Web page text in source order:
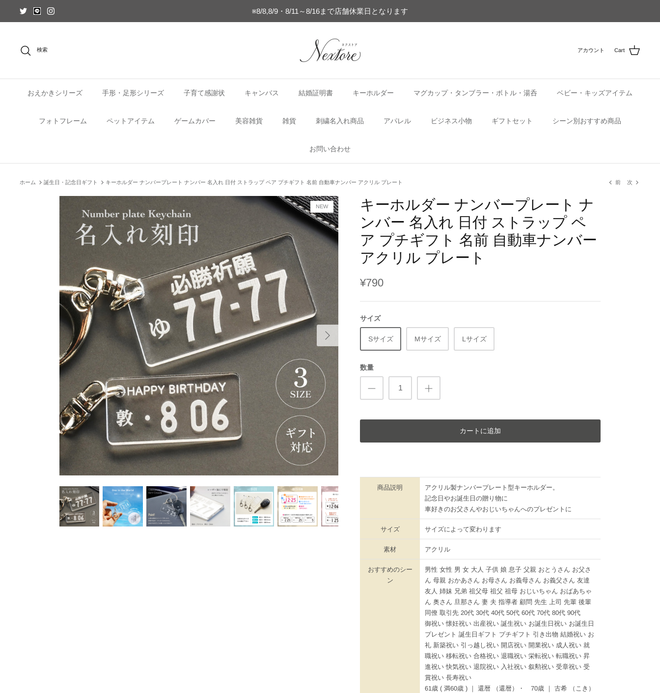
キ
※8/8,8/9・8/11～8/16まで店舗休業日となります
検索 アカウント Cart
おえかきシリーズ 手形・足形シリーズ 子育て感謝状 キャンバス 結婚証明書 キーホルダー マグカップ・タンブラー・ボトル・湯呑 ベビー・キッズアイテム
フォトフレーム ペットアイテム ゲームカバー 美容雑貨 雑貨 刺繍名入れ商品 アパレル ビジネス小物 ギフトセット シーン別おすすめ商品
お問い合わせ
ホーム 誕生日・記念日ギフト キーホルダー ナンバープレート ナンバー 名入れ 日付 ストラップ ペア プチギフト 名前 自動車ナンバー アクリル プレート 前 次
NEW
キーホルダー ナンバープレート ナ
ンバー 名入れ 日付 ストラップ ペ
ア プチギフト 名前 自動車ナンバー
アクリル プレート
¥790
サイズ
Sサイズ Mサイズ Lサイズ
数量
カートに追加
商品説明
アクリル製ナンバープレート型キーホルダー。
記念日やお誕生日の贈り物に
車好きのお父さんやおじいちゃんへのプレゼントに
サイズ サイズによって変わります
素材 アクリル
おすすめのシー
ン
男性 女性 男 女 大人 子供 娘 息子 父親 おとうさん お父さ
ん 母親 おかあさん お母さん お義母さん お義父さん 友達
友人 姉妹 兄弟 祖父母 祖父 祖母 おじいちゃん おばあちゃ
ん 奥さん 旦那さん 妻 夫 指導者 顧問 先生 上司 先輩 後輩
同僚 取引先 20代 30代 40代 50代 60代 70代 80代 90代
御祝い 懐妊祝い 出産祝い 誕生祝い お誕生日祝い お誕生日
プレゼント 誕生日ギフト プチギフト 引き出物 結婚祝い お
礼 新築祝い 引っ越し祝い 開店祝い 開業祝い 成人祝い 就
職祝い 移転祝い 合格祝い 退職祝い 栄転祝い 転職祝い 昇
進祝い 快気祝い 退院祝い 入社祝い 叙勲祝い 受章祝い 受
賞祝い 長寿祝い
61歳 ( 満60歳 ) ｜ 還暦 （還暦）・ 70歳 ｜ 古希 （こき）